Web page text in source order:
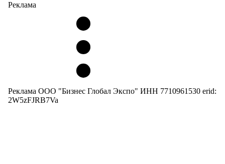
Реклама
Реклама ООО "Бизнес Глобал Экспо" ИНН 7710961530 erid:
2W5zFJRB7Va